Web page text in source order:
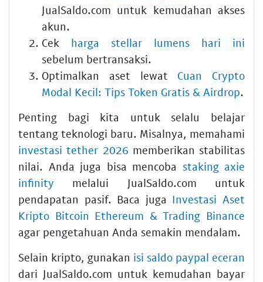
JualSaldo.com untuk kemudahan akses
akun.
Cek harga stellar lumens hari ini
sebelum bertransaksi.
Optimalkan aset lewat Cuan Crypto
Modal Kecil: Tips Token Gratis & Airdrop.
Penting bagi kita untuk selalu belajar
tentang teknologi baru. Misalnya, memahami
investasi tether 2026 memberikan stabilitas
nilai. Anda juga bisa mencoba staking axie
infinity melalui JualSaldo.com untuk
pendapatan pasif. Baca juga Investasi Aset
Kripto Bitcoin Ethereum & Trading Binance
agar pengetahuan Anda semakin mendalam.
Selain kripto, gunakan isi saldo paypal eceran
dari JualSaldo.com untuk kemudahan bayar